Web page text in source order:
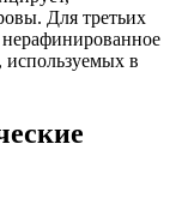
Для третьих
в